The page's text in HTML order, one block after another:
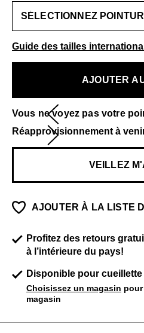
Guide des tailles
AJOUTER
Vous ne voyez pas votre
Réapprovisionnement à
VEILLEZ
AJOUTER À LA LISTE
Profitez des retours
à l’intérieure du pays!
Disponible pour
Choisissez un magasin
magasin